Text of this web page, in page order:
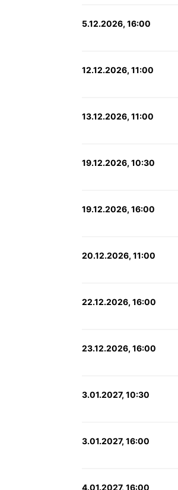
5.12.2026, 16:00
12.12.2026, 11:00
13.12.2026, 11:00
19.12.2026, 10:30
19.12.2026, 16:00
20.12.2026, 11:00
22.12.2026, 16:00
23.12.2026, 16:00
3.01.2027, 10:30
3.01.2027, 16:00
4.01.2027, 16:00